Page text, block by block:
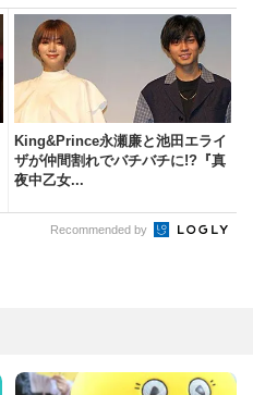
King&Prince永瀬廉と池田エライ
ザが仲間割れでバチバチに!?『真
夜中乙女...
Recommended by